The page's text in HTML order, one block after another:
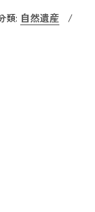
白亜紀末期に
ーブ隕石が衝
に巻き上げら
ました。この
く信じられて
行なわれた3つ
所となってお
類: 自然遺産
/